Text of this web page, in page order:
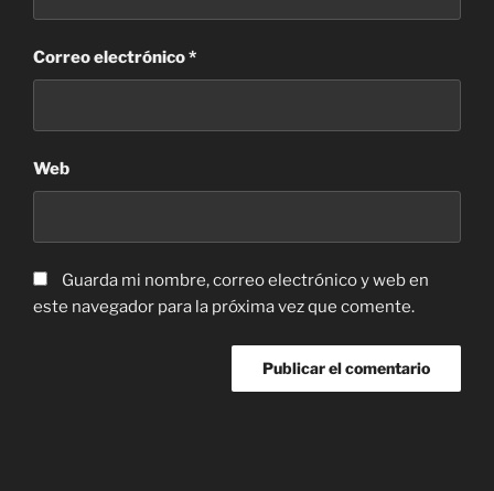
Correo electrónico*
Web
Guarda mi nombre, correo electrónico y web en
este navegador para la próxima vez que comente.